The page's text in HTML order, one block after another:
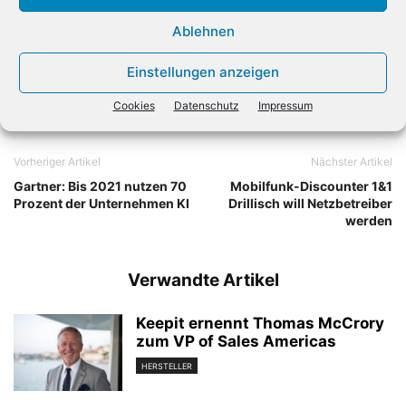
Ablehnen
Einstellungen anzeigen
Cookies Datenschutz Impressum
Vorheriger Artikel
Gartner: Bis 2021 nutzen 70
Prozent der Unternehmen KI
Nächster Artikel
Mobilfunk-Discounter 1&1
Drillisch will Netzbetreiber
werden
Verwandte Artikel
Keepit ernennt Thomas McCrory
zum VP of Sales Americas
HERSTELLER